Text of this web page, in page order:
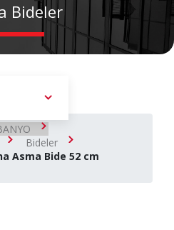
Bideler
Bideler
Asma Bide 52 cm